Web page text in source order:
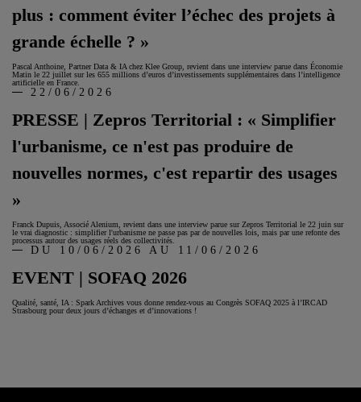
plus : comment éviter l’échec des projets à
grande échelle ? »
Pascal Anthoine, Partner Data & IA chez Klee Group, revient dans une interview parue dans Économie
Matin le 22 juillet sur les 655 millions d’euros d’investissements supplémentaires dans l’intelligence
artificielle en France.
PRESSE | Zepros Territorial : « Simplifier
l'urbanisme, ce n'est pas produire de
nouvelles normes, c'est repartir des usages
»
22/06/2026
Franck Dupuis, Associé Alenium, revient dans une interview parue sur Zepros Territorial le 22 juin sur
le vrai diagnostic : simplifier l'urbanisme ne passe pas par de nouvelles lois, mais par une refonte des
processus autour des usages réels des collectivités.
EVENT | SOFAQ 2026
DU 10/06/2026 AU 11/06/2026
Qualité, santé, IA : Spark Archives vous donne rendez-vous au Congrès SOFAQ 2025 à l’IRCAD
Strasbourg pour deux jours d’échanges et d’innovations !